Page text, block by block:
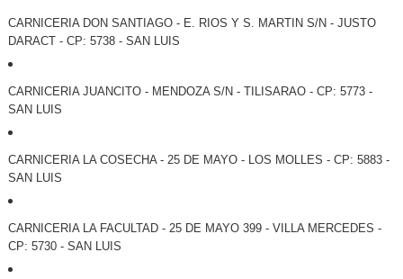
CARNICERIA DON SANTIAGO - E. RIOS Y S. MARTIN S/N - JUSTO
DARACT - CP: 5738 - SAN LUIS
CARNICERIA JUANCITO - MENDOZA S/N - TILISARAO - CP: 5773 -
SAN LUIS
CARNICERIA LA COSECHA - 25 DE MAYO - LOS MOLLES - CP: 5883 -
SAN LUIS
CARNICERIA LA FACULTAD - 25 DE MAYO 399 - VILLA MERCEDES -
CP: 5730 - SAN LUIS